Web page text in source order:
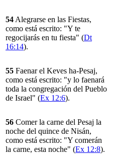
54 Alegrarse en las Fiestas,
como está escrito: "Y te
regocijarás en tu fiesta" (Dt
16:14).
55 Faenar el Keves ha-Pesaj,
como está escrito: "y lo faenará
toda la congregación del Pueblo
de Israel" (Ex 12:6).
56 Comerla carne del Pesaj la
noche del quince de Nisán,
como está escrito: "Y comerán
la carne, esta noche" (Ex 12:8).